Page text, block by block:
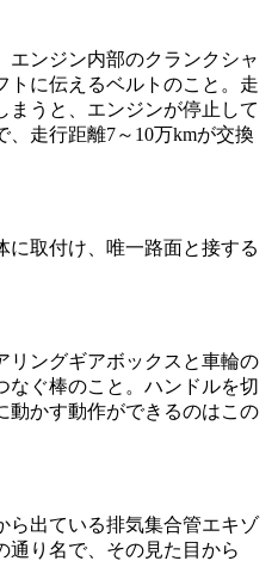
エンジン内部のクランクシャ
トに伝えるベルトのこと。走
まうと、エンジンが停止して
、走行距離7～10万kmが交換
に取付け、唯一路面と接する
リングギアボックスと車輪の
なぐ棒のこと。ハンドルを切
動かす動作ができるのはこの
ら出ている排気集合管エキゾ
通り名で、その見た目から